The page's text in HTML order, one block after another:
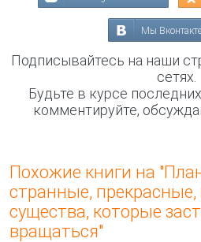
Мы Вконтакте
Подписывайтесь на наши
сетях.
Будьте в курсе
комментируйте,
Похожие книги на
странные,
существа, которые
вращаться"